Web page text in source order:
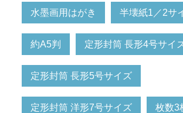
水墨画用はがき 半壊紙1／2サ
約A5判 定形封筒 長形4号サイ
定形封筒 長形5号サイズ
定形封筒 洋形7号サイズ 枚数3